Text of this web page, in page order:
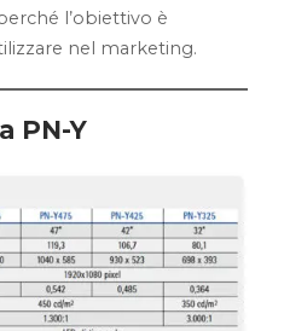
l’obiettivo è
nel marketing.
PN-Y